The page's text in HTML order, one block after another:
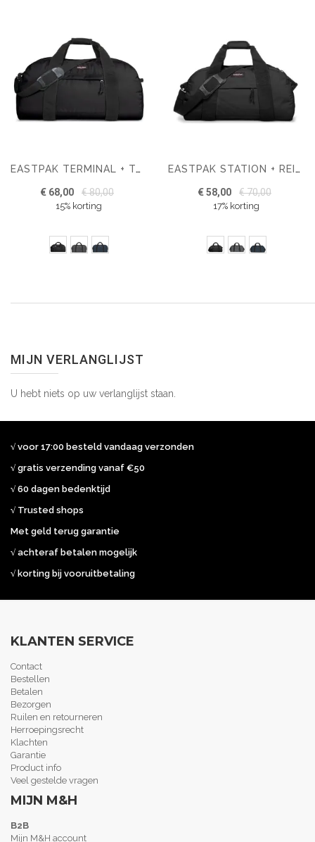
EASTPAK TERMINAL + TAS
€ 68,00 € 80,00
15% korting
EASTPAK STATION + REISTAS
€ 58,00 € 70,00
17% korting
MIJN VERLANGLIJST
U hebt niets op uw verlanglijst staan.
√ voor 17:00 besteld vandaag verzonden
√ gratis verzending vanaf €50
√ 60 dagen bedenktijd
√ Trusted shops
Met geld terug garantie
√ achteraf betalen mogelijk
√ korting bij vooruitbetaling
KLANTEN SERVICE
Contact
Bestellen
Betalen
Bezorgen
Ruilen en retourneren
Herroepingsrecht
Klachten
Garantie
Product info
Veel gestelde vragen
MIJN M&H
B2B
Mijn M&H account